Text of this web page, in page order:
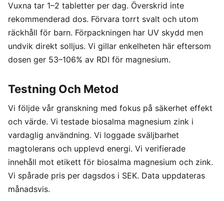
Vuxna tar 1–2 tabletter per dag. Överskrid inte
rekommenderad dos. Förvara torrt svalt och utom
räckhåll för barn. Förpackningen har UV skydd men
undvik direkt solljus. Vi gillar enkelheten här eftersom
dosen ger 53–106% av RDI för magnesium.
Testning Och Metod
Vi följde vår granskning med fokus på säkerhet effekt
och värde. Vi testade biosalma magnesium zink i
vardaglig användning. Vi loggade sväljbarhet
magtolerans och upplevd energi. Vi verifierade
innehåll mot etikett för biosalma magnesium och zink.
Vi spårade pris per dagsdos i SEK. Data uppdateras
månadsvis.